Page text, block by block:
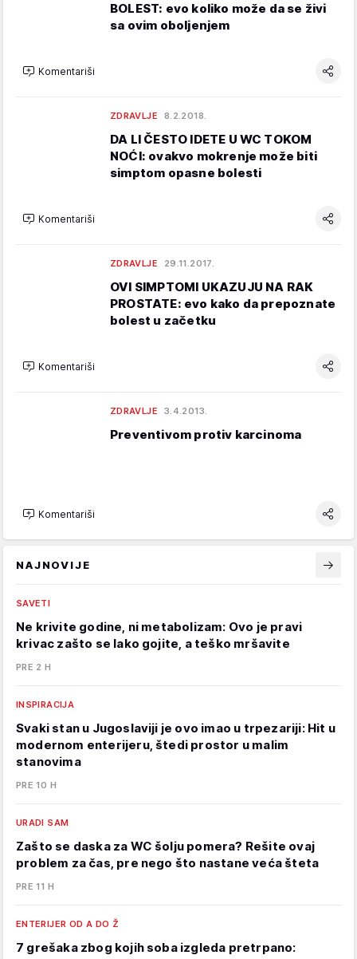
BOLEST: evo koliko može da se živi
sa ovim oboljenjem
Komentariši
ZDRAVLJE 8.2.2018.
DA LI ČESTO IDETE U WC TOKOM
NOĆI: ovakvo mokrenje može biti
simptom opasne bolesti
Komentariši
ZDRAVLJE 29.11.2017.
OVI SIMPTOMI UKAZUJU NA RAK
PROSTATE: evo kako da prepoznate
bolest u začetku
Komentariši
ZDRAVLJE 3.4.2013.
Preventivom protiv karcinoma
Komentariši
NAJNOVIJE
SAVETI
Ne krivite godine, ni metabolizam: Ovo je pravi
krivac zašto se lako gojite, a teško mršavite
PRE 2 H
INSPIRACIJA
Svaki stan u Jugoslaviji je ovo imao u trpezariji: Hit u
modernom enterijeru, štedi prostor u malim
stanovima
PRE 10 H
URADI SAM
Zašto se daska za WC šolju pomera? Rešite ovaj
problem za čas, pre nego što nastane veća šteta
PRE 11 H
ENTERIJER OD A DO Ž
7 grešaka zbog kojih soba izgleda pretrpano: